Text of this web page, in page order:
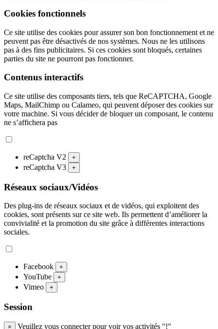
Cookies fonctionnels
Ce site utilise des cookies pour assurer son bon fonctionnement et ne
peuvent pas être désactivés de nos systèmes. Nous ne les utilisons
pas à des fins publicitaires. Si ces cookies sont bloqués, certaines
parties du site ne pourront pas fonctionner.
Contenus interactifs
Ce site utilise des composants tiers, tels que ReCAPTCHA, Google
Maps, MailChimp ou Calameo, qui peuvent déposer des cookies sur
votre machine. Si vous décider de bloquer un composant, le contenu
ne s’affichera pas
reCaptcha V2 +
reCaptcha V3 +
Réseaux sociaux/Vidéos
Des plug-ins de réseaux sociaux et de vidéos, qui exploitent des
cookies, sont présents sur ce site web. Ils permettent d’améliorer la
convivialité et la promotion du site grâce à différentes interactions
sociales.
Facebook +
YouTube +
Vimeo +
Session
× Veuillez vous connecter pour voir vos activités "!"